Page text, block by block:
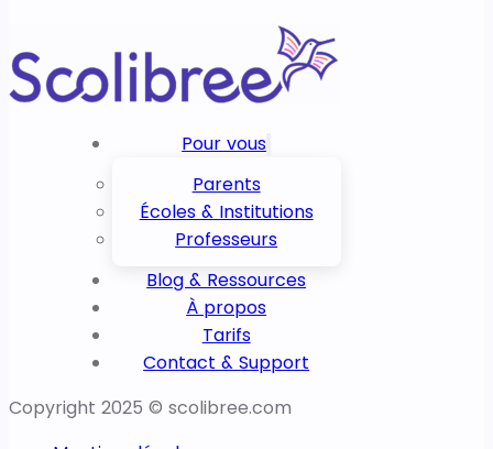
Pour vous
Parents
Écoles & Institutions
Professeurs
Blog & Ressources
À propos
Tarifs
Contact & Support
Copyright 2025 © scolibree.com